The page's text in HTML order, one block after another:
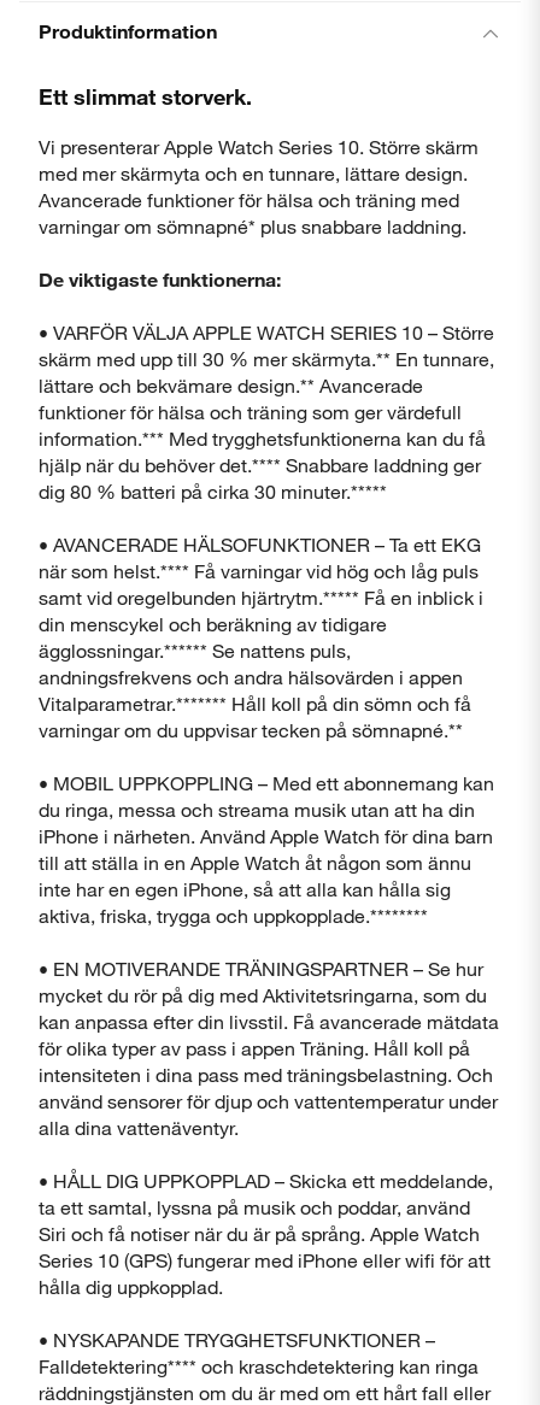
Produktinformation
Ett slimmat storverk.
Vi presenterar Apple Watch Series 10. Större skärm
med mer skärmyta och en tunnare, lättare design.
Avancerade funktioner för hälsa och träning med
varningar om sömnapné* plus snabbare laddning.
De viktigaste funktionerna:
• VARFÖR VÄLJA APPLE WATCH SERIES 10 – Större
skärm med upp till 30 % mer skärmyta.** En tunnare,
lättare och bekvämare design.** Avancerade
funktioner för hälsa och träning som ger värdefull
information.*** Med trygghetsfunktionerna kan du få
hjälp när du behöver det.**** Snabbare laddning ger
dig 80 % batteri på cirka 30 minuter.*****
• AVANCERADE HÄLSOFUNKTIONER – Ta ett EKG
när som helst.**** Få varningar vid hög och låg puls
samt vid oregelbunden hjärtrytm.***** Få en inblick i
din menscykel och beräkning av tidigare
ägglossningar.****** Se nattens puls,
andningsfrekvens och andra hälsovärden i appen
Vitalparametrar.******* Håll koll på din sömn och få
varningar om du uppvisar tecken på sömnapné.**
• MOBIL UPPKOPPLING – Med ett abonnemang kan
du ringa, messa och streama musik utan att ha din
iPhone i närheten. Använd Apple Watch för dina barn
till att ställa in en Apple Watch åt någon som ännu
inte har en egen iPhone, så att alla kan hålla sig
aktiva, friska, trygga och uppkopplade.********
• EN MOTIVERANDE TRÄNINGSPARTNER – Se hur
mycket du rör på dig med Aktivitetsringarna, som du
kan anpassa efter din livsstil. Få avancerade mätdata
för olika typer av pass i appen Träning. Håll koll på
intensiteten i dina pass med träningsbelastning. Och
använd sensorer för djup och vattentemperatur under
alla dina vattenäventyr.
• HÅLL DIG UPPKOPPLAD – Skicka ett meddelande,
ta ett samtal, lyssna på musik och poddar, använd
Siri och få notiser när du är på språng. Apple Watch
Series 10 (GPS) fungerar med iPhone eller wifi för att
hålla dig uppkopplad.
• NYSKAPANDE TRYGGHETSFUNKTIONER –
Falldetektering**** och kraschdetektering kan ringa
räddningstjänsten om du är med om ett hårt fall eller